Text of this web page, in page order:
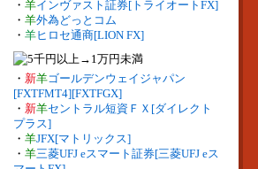
・ 羊インヴァスト証券[トライオートFX]
・ 羊外為どっとコム
・ 羊ヒロセ通商[LION FX]
・ 新羊ゴールデンウェイジャパン
[FXTFMT4][FXTFGX]
・ 新羊セントラル短資ＦＸ[ダイレクト
プラス]
・ 羊JFX[マトリックス]
・ 羊三菱UFJ eスマート証券[三菱UFJ eス